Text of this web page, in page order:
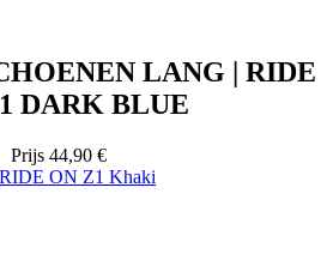
LANG | RIDE
DARK BLUE
Prijs 44,90 €
RIDE ON Z1 Khaki